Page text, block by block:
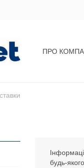
ПРО
будь-